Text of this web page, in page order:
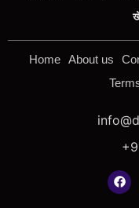
Home About us